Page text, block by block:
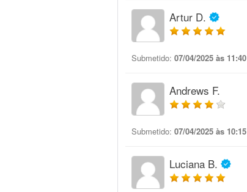
Artur D.
Submetido: 07/04/2025 às 11:40
Andrews F.
Submetido: 07/04/2025 às 10:15
Luciana B.